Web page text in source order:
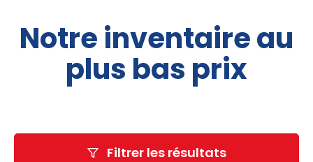
Comment ça marche
Nous joindre
Inventaire
Notre inventaire au
plus bas prix
Filtrer les résultats